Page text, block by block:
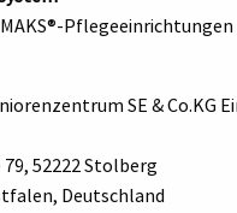
Pflegeeinrichtungen
SE & Co.KG
52222 Stolberg
Deutschland